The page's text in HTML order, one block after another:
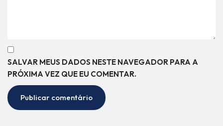
SALVAR MEUS DADOS NESTE NAVEGADOR PARA A
PRÓXIMA VEZ QUE EU COMENTAR.